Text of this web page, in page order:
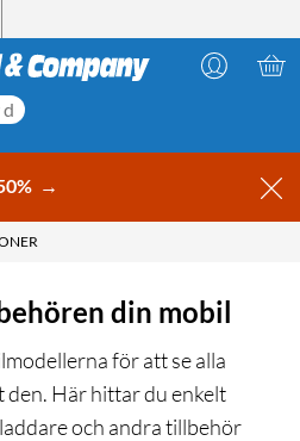
→
din mobil
för att se alla
den. Här hittar du enkelt
och andra tillbehör